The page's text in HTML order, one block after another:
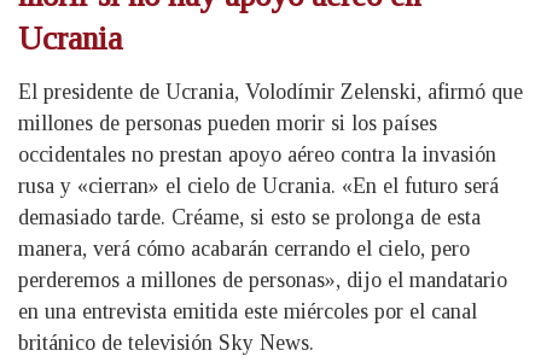
Ucrania
El presidente de Ucrania, Volodímir Zelenski, afirmó que
millones de personas pueden morir si los países
occidentales no prestan apoyo aéreo contra la invasión
rusa y «cierran» el cielo de Ucrania. «En el futuro será
demasiado tarde. Créame, si esto se prolonga de esta
manera, verá cómo acabarán cerrando el cielo, pero
perderemos a millones de personas», dijo el mandatario
en una entrevista emitida este miércoles por el canal
británico de televisión Sky News.